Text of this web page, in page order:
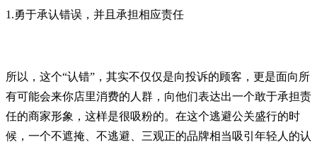
1.勇于承认错误，并且承担相应责任
所以，这个“认错”，其实不仅仅是向投诉的顾客，更是面向所
有可能会来你店里消费的人群，向他们表达出一个敢于承担责
任的商家形象，这样是很吸粉的。在这个逃避公关盛行的时
候，一个不遮掩、不逃避、三观正的品牌相当吸引年轻人的认